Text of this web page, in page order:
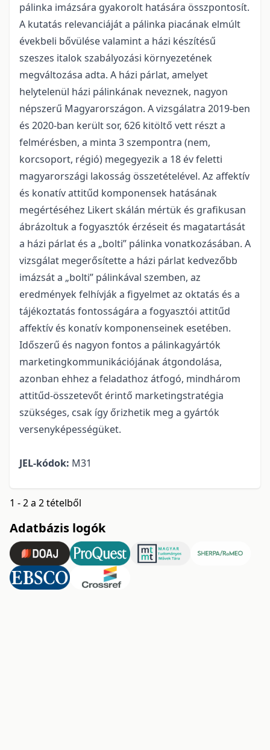
pálinka imázsára gyakorolt hatására összpontosít.
A kutatás relevanciáját a pálinka piacának elmúlt
évekbeli bővülése valamint a házi készítésű
szeszes italok szabályozási környezetének
megváltozása adta. A házi párlat, amelyet
helytelenül házi pálinkának neveznek, nagyon
népszerű Magyarországon. A vizsgálatra 2019-ben
és 2020-ban került sor, 626 kitöltő vett részt a
felmérésben, a minta 3 szempontra (nem,
korcsoport, régió) megegyezik a 18 év feletti
magyarországi lakosság összetételével. Az affektív
és konatív attitűd komponensek hatásának
megértéséhez Likert skálán mértük és grafikusan
ábrázoltuk a fogyasztók érzéseit és magatartását
a házi párlat és a „bolti” pálinka vonatkozásában. A
vizsgálat megerősítette a házi párlat kedvezőbb
imázsát a „bolti” pálinkával szemben, az
eredmények felhívják a figyelmet az oktatás és a
tájékoztatás fontosságára a fogyasztói attitűd
affektív és konatív komponenseinek esetében.
Időszerű és nagyon fontos a pálinkagyártók
marketingkommunikációjának átgondolása,
azonban ehhez a feladathoz átfogó, mindhárom
attitűd-összetevőt érintő marketingstratégia
szükséges, csak így őrizhetik meg a gyártók
versenyképességüket.
JEL-kódok: M31
1 - 2 a 2 tételből
Adatbázis logók